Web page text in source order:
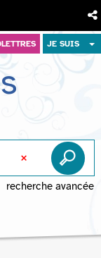
JE SUIS
recherche avancée